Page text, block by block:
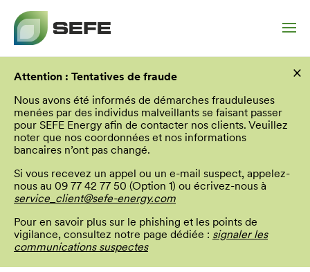
principal
Attention : Tentatives de fraude
Nous avons été informés de démarches frauduleuses
menées par des individus malveillants se faisant passer
pour SEFE Energy afin de contacter nos clients. Veuillez
noter que nos coordonnées et nos informations
bancaires n’ont pas changé.
Si vous recevez un appel ou un e-mail suspect, appelez-
nous au 09 77 42 77 50 (Option 1) ou écrivez-nous à
service_client@sefe-energy.com
Pour en savoir plus sur le phishing et les points de
vigilance, consultez notre page dédiée : signaler les
communications suspectes
×